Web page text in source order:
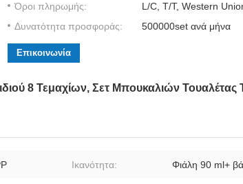
Όροι πληρωμής:
L/C, T/T, Western
Δυνατότητα προσφοράς:
500000set ανά μήνα
Επικοινωνία
8 Τεμαχίων, Σετ Μπουκαλιών Τουαλέτας
Ικανότητα: Φιάλη 90 ml+